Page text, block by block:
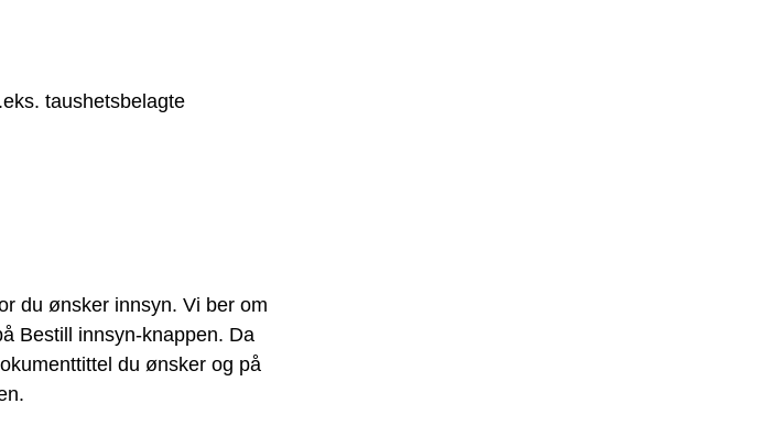
taushetsbelagte
du ønsker innsyn. Vi ber om
Bestill innsyn-knappen. Da
du ønsker og på